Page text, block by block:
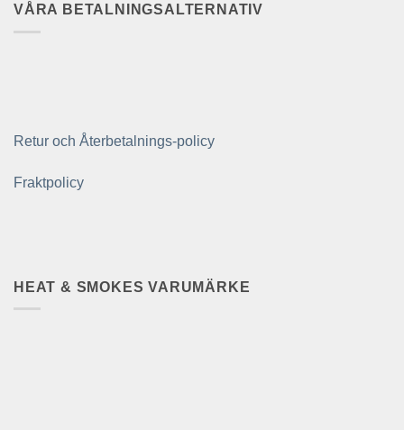
VÅRA BETALNINGSALTERNATIV
Retur och Återbetalnings-policy
Fraktpolicy
HEAT & SMOKES VARUMÄRKE